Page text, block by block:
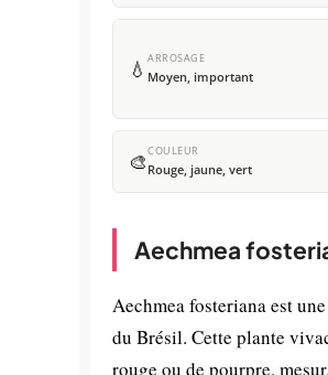
💧 ARROSAGE
Moyen, important
🎨COULEUR
Rouge, jaune, vert
Aechmea
Aechmea fosteriana est
du Brésil. Cette plante
rouge ou de pourpre,